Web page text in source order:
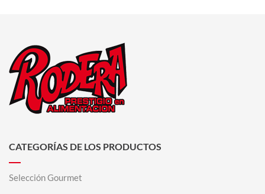
CATEGORÍAS DE LOS PRODUCTOS
Selección Gourmet